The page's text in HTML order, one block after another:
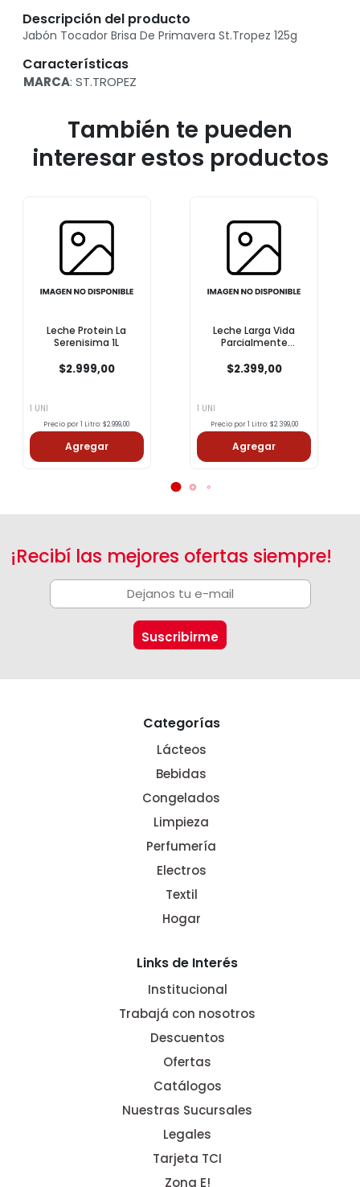
Descripción del producto
Jabón Tocador Brisa De Primavera St.Tropez 125g
Características
MARCA: ST.TROPEZ
También te pueden
interesar estos productos
Leche Protein La
Serenisima 1L
$2.999,00
1 UNI
Precio por 1 Litro: $2.999,00
Agregar
Leche Larga Vida
Parcialmente
$2.399,00
1 UNI
Precio por 1 Litro: $2.399,00
Agregar
¡Recibí las mejores ofertas siempre!
Categorías
Lácteos
Bebidas
Congelados
Limpieza
Perfumería
Electros
Textil
Hogar
Links de Interés
Institucional
Trabajá con nosotros
Descuentos
Ofertas
Catálogos
Nuestras Sucursales
Legales
Tarjeta TCI
Zona E!